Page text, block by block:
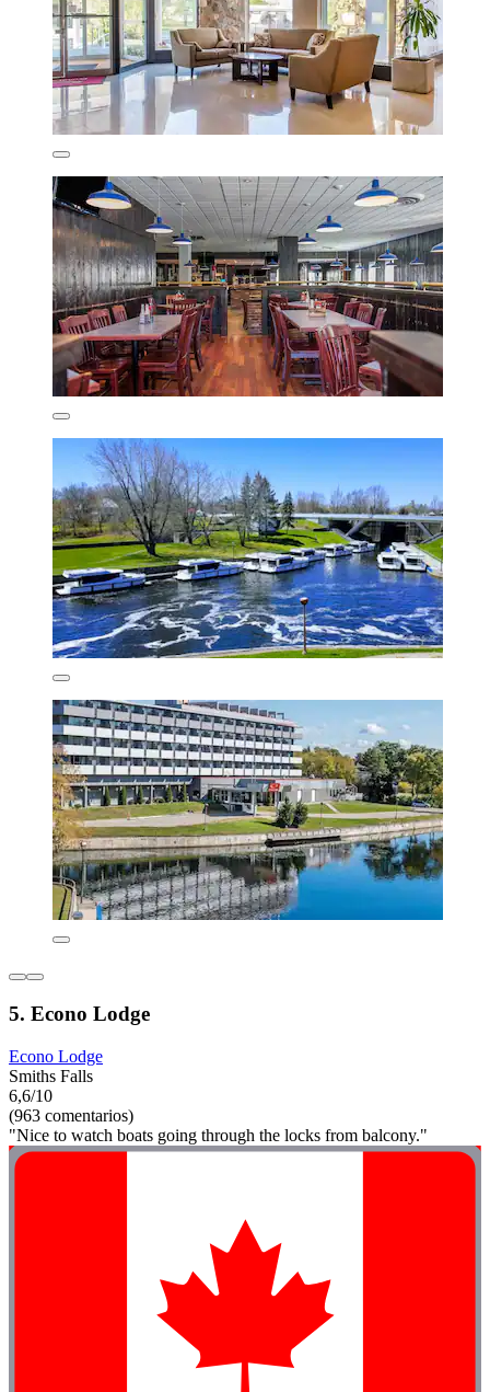
5. Econo Lodge
Econo Lodge
Smiths Falls
6,6/10
(963 comentarios)
"Nice to watch boats going through the locks from balcony."